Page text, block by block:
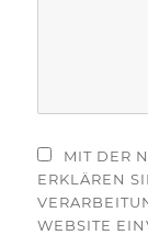
MIT DER
ERKLÄREN
WEBSITE